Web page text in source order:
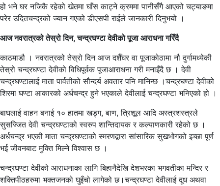
हो भने घर नजिकै रहेको खेतमा घाँस काट्ने क्रममा पानीसँगै आएको चट्याङमा
परेर उदितचन्द्रको ज्यान गएको डीएसपी राईले जानकारी दिनुभयो ।
आज नवरात्रको तेस्रो दिन, चन्द्रघण्टा देवीको पूजा आराधना गरिँदै
काठमाडौ । नवरात्रको तेस्रो दिन आज दशैँघर वा पूजाकोठामा नौ दुर्गामध्येकी
तेस्रो चन्द्रघण्टा देवीको विधिपूर्वक पूजाआराधना गरी मनाइँदै छ । देवी
चन्द्रघण्टालाई माता पार्वतीको सौन्दर्य अवतार पनि मानिन्छ ।चन्द्रघण्टा देवीको
शिरमा घण्टा आकारको अर्धचन्द्र हुने भएकाले देवीलाई चन्द्रघण्टा भनिएको हो ।
बाघलाई वाहन बनाई १० हातमा खड्ग, बाण, त्रिशूल आदि अस्त्रशस्त्रले
सुसज्जित देवी चन्द्रघण्टाको स्वरुप शान्तिदायक र कल्याणकारी रहेको छ ।
अर्धचन्द्र भएकी माता चन्द्रघण्टाको स्मरणद्वारा सांसारिक सुखभोगको इच्छा पूर्ण
भई जीवनबाट मुक्ति मिल्ने विश्वास छ ।
चन्द्रघण्टा देवीको आराधनाका लागि बिहानैदेखि देशभरका भगवतीका मन्दिर र
शक्तिपीठहरुमा भक्तजनको घुइँचो लागेको छ।चन्द्रघण्टा देवीलाई दूध अथवा